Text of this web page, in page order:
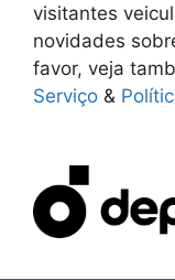
visitantes
novidades
favor, veja
Serviço &